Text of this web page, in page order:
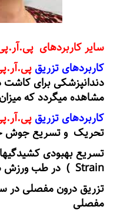
سایر کاربردهای
کاربردهای تزریق
دندانپزشکی برای کاشت
مشاهده میگردد که
کاربردهای تزریق
تحریک و تسریع جوش
Strain ) در طب ورزش هم کاربرد دارد.
تزریق درون مفصلی در
مفصلی